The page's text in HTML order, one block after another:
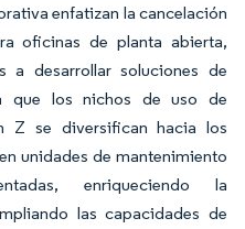
enfatizan la cancelación
oficinas de planta abierta,
a desarrollar soluciones de
que los nichos de uso de
Z se diversifican hacia los
unidades de mantenimiento
enriqueciendo la
las capacidades de